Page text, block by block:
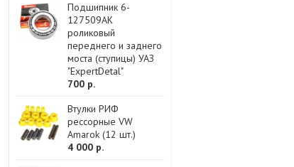
Подшипник 6-
127509АК
роликовый
переднего и заднего
моста (ступицы) УАЗ
"ExpertDetal"
700 р.
Втулки РИФ
рессорные VW
Amarok (12 шт.)
4 000 р.